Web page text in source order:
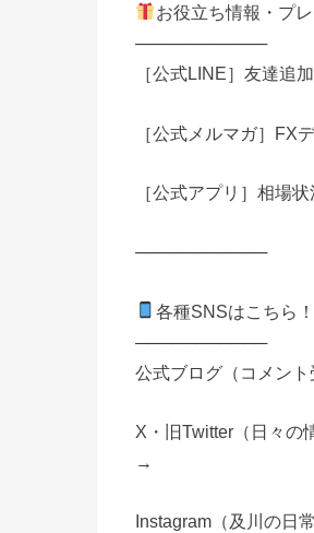
お役立ち情報・プ
───────────
［公式LINE］友達追
［公式メルマガ］FX
［公式アプリ］相場
───────────
各種SNSはこちら！
───────────
公式ブログ（コメント
X・旧Twitter（日々の
→
Instagram（及川の日常